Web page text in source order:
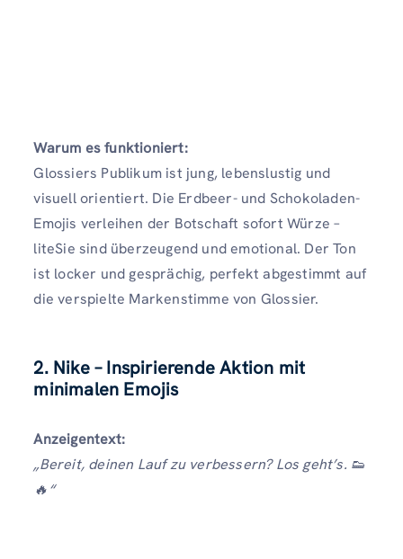
Warum es funktioniert:
Glossiers Publikum ist jung, lebenslustig und
visuell orientiert. Die Erdbeer- und Schokoladen-
Emojis verleihen der Botschaft sofort Würze –
liteSie sind überzeugend und emotional. Der Ton
ist locker und gesprächig, perfekt abgestimmt auf
die verspielte Markenstimme von Glossier.
2. Nike – Inspirierende Aktion mit
minimalen Emojis
Anzeigentext:
„Bereit, deinen Lauf zu verbessern? Los geht’s. 👟
🔥“